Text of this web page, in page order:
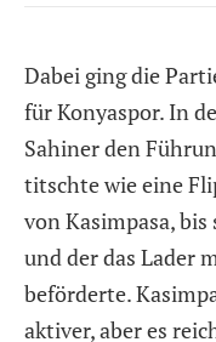
Dabei ging die
für Konyaspor. In
Sahiner den
titschte wie eine
von Kasimpasa,
und der das Lader
beförderte.
aktiver, aber es